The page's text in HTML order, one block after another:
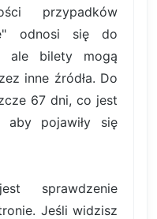
przypadków
odnosi się do
ale bilety mogą
inne źródła. Do
67 dni, co jest
aby pojawiły się
sprawdzenie
Jeśli widzisz